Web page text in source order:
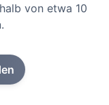
von etwa 10